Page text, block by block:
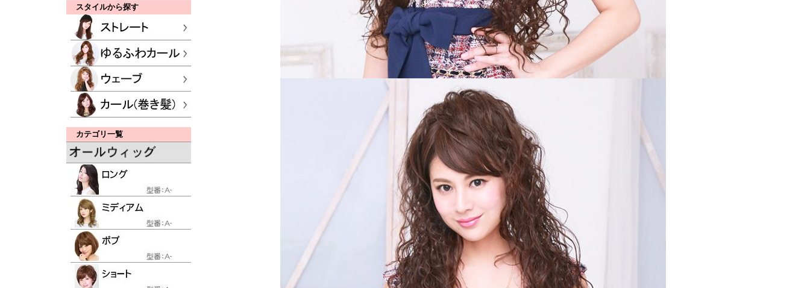
スタイルから探す
カテゴリ一覧